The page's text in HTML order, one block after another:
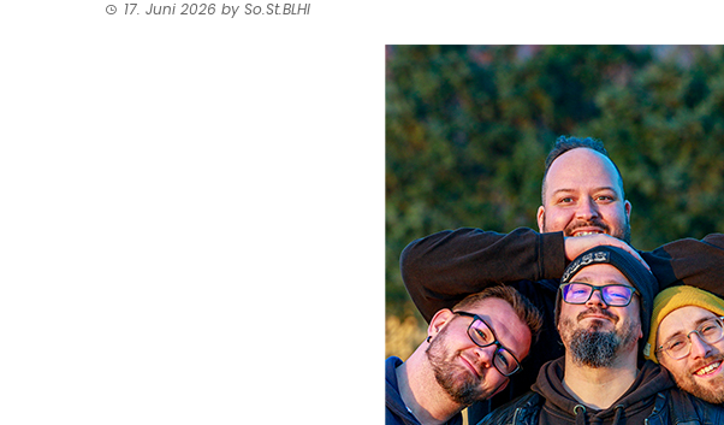
17. Juni 2026 by So.St.BLHI